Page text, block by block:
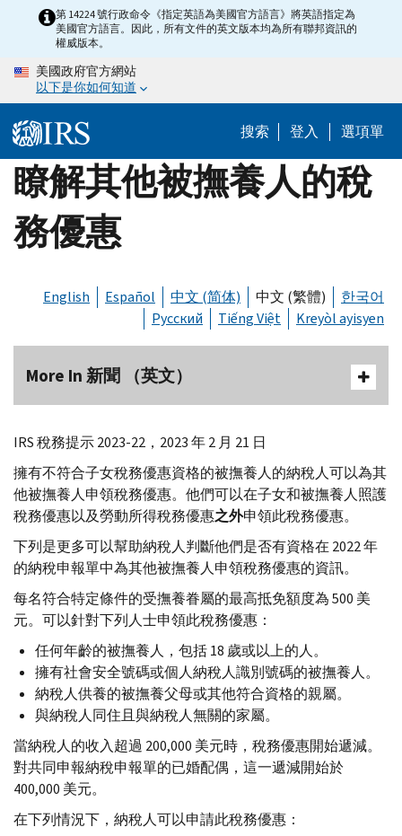
content
第 14224 號行政命令《指定英語為美國官方語言》將英語指定為
美國官方語言。因此，所有文件的英文版本均為所有聯邦資訊的
權威版本。
美國政府官方網站
以下是你如何知道
搜索 登入 選項單
瞭解其他被撫養人的稅
務優惠
English Español 中文 (简体) 中文 (繁體)
한국어
Русский
Tiếng Việt Kreyòl ayisyen
More In 新聞 （英文）
IRS稅務提示 2023-22，2023 年 2 月 21 日
擁有不符合子女稅務優惠資格的被撫養人的納稅人可以為其
他被撫養人申領稅務優惠。他們可以在子女和被撫養人照護
稅務優惠以及勞動所得稅務優惠之外申領此稅務優惠。
下列是更多可以幫助納稅人判斷他們是否有資格在 2022 年
的納稅申報單中為其他被撫養人申領稅務優惠的資訊。
每名符合特定條件的受撫養眷屬的最高抵免額度為 500 美
元。可以針對下列人士申領此稅務優惠：
任何年齡的被撫養人，包括 18 歲或以上的人。
擁有社會安全號碼或個人納稅人識別號碼的被撫養人。
納稅人供養的被撫養父母或其他符合資格的親屬。
與納稅人同住且與納稅人無關的家屬。
當納稅人的收入超過 200,000 美元時，稅務優惠開始遞減。
對共同申報納稅申報單的已婚配偶，這一遞減開始於
400,000 美元。
在下列情況下，納稅人可以申請此稅務優惠：